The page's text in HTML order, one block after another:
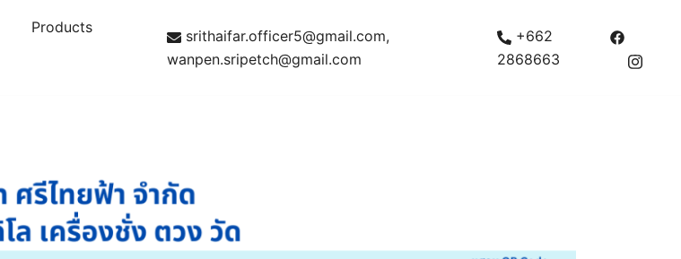
Products
srithaifar.officer5@gmail.com,
wanpen.sripetch@gmail.com
+662
2868663